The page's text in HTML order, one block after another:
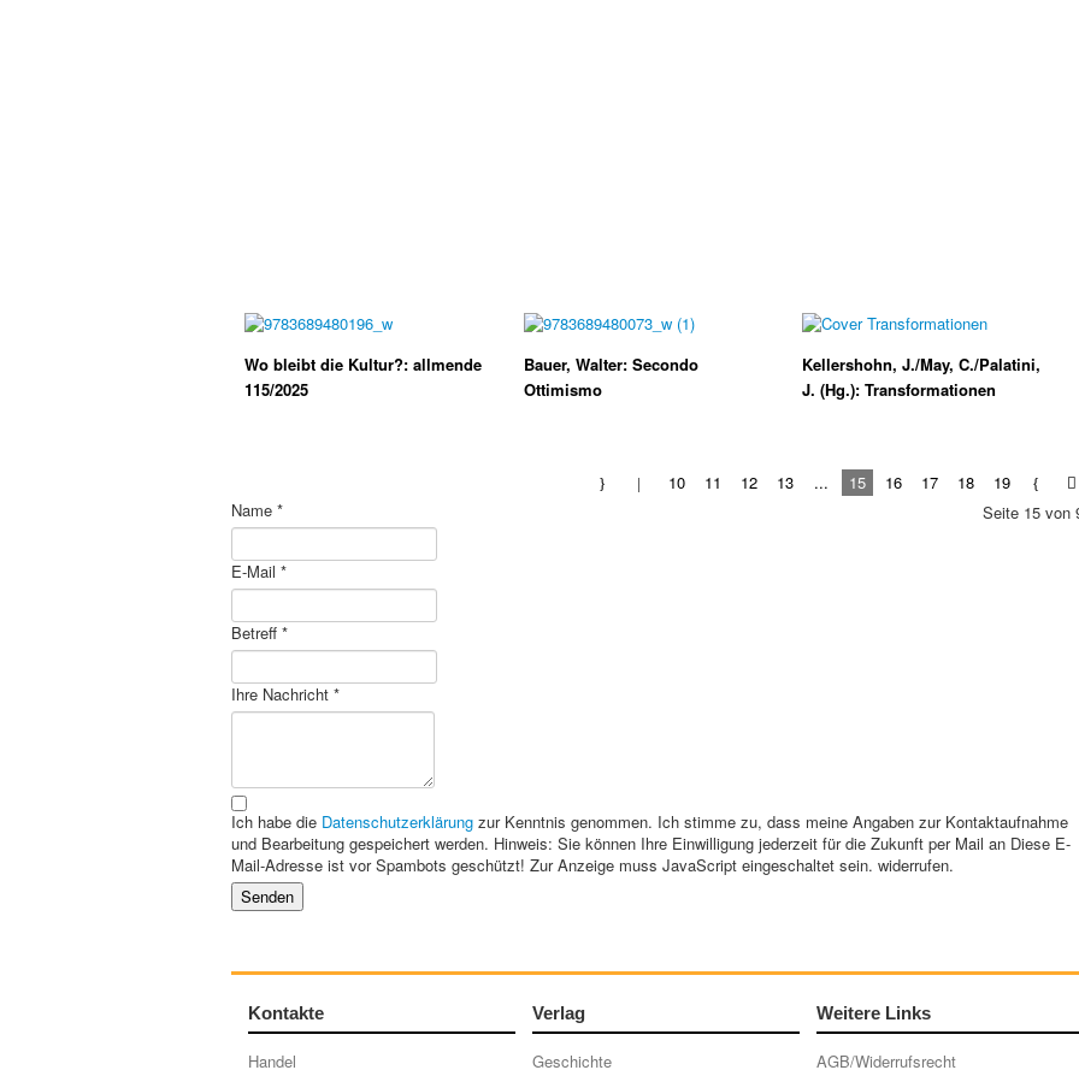
Wo bleibt die Kultur?: allmende
115/2025
Bauer, Walter: Secondo
Ottimismo
Kellershohn, J./May, C./Palatini,
J. (Hg.): Transformationen
10 11 12 13 ... 15 16 17 18
19
Seite 15 von
Name *
E-Mail *
Betreff *
Ihre Nachricht *
Ich habe die Datenschutzerklärung zur Kenntnis genommen. Ich stimme zu, dass meine Angaben zur Kontaktaufnahme
und Bearbeitung gespeichert werden. Hinweis: Sie können Ihre Einwilligung jederzeit für die Zukunft per Mail an Diese E-
Mail-Adresse ist vor Spambots geschützt! Zur Anzeige muss JavaScript eingeschaltet sein. widerrufen.
Senden
Kontakte
Handel
Verlag
Geschichte
Weitere Links
AGB/Widerrufsrecht